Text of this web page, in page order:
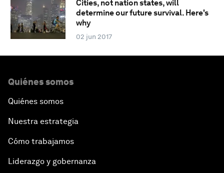
Cities, not nation states, will
determine our future survival. Here's
why
02 jun 2017
Quiénes somos
Quiénes somos
Nuestra estrategia
Cómo trabajamos
Liderazgo y gobernanza